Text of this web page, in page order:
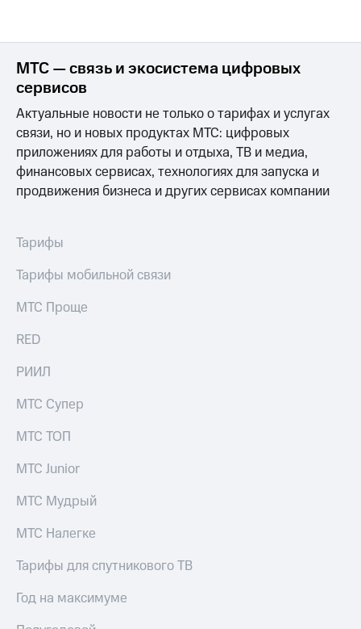
Уведомление
погашении
именных
Другое
Регистратор
Реквизиты
Контакты
развитие
МТС — связь и экосистема цифровых
сервисов
Актуальные новости не только о тарифах и услугах
связи, но и новых продуктах МТС: цифровых
приложениях для работы и отдыха, ТВ и медиа,
финансовых сервисах, технологиях для запуска и
продвижения бизнеса и других сервисах компании
Тарифы
Тарифы мобильной связи
МТС Проще
RED
РИИЛ
МТС Супер
МТС ТОП
МТС Junior
МТС Мудрый
МТС Налегке
Тарифы для спутникового ТВ
Год на максимуме